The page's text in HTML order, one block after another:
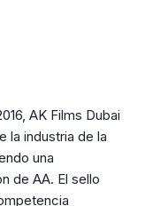
AK Films Dubai
la industria de la
una
de AA. El sello